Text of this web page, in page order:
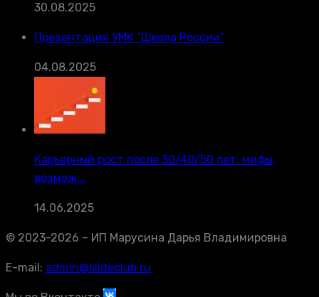
30.08.2025
Презентация УМК “Школа России”
04.08.2025
Карьерный рост после 30/40/50 лет: мифы,
возмож...
14.06.2025
© 2023-2026 – ИП Марусина Дарья Владимировна
E-mail: admin@slideclub.ru